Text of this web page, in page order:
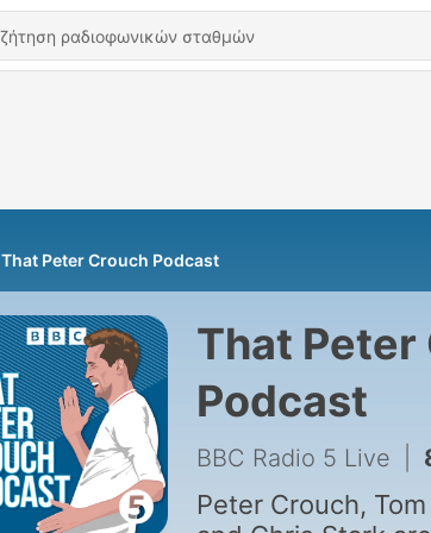
That Peter Crouch Podcast
That Peter
Podcast
BBC Radio 5 Live
Peter Crouch,